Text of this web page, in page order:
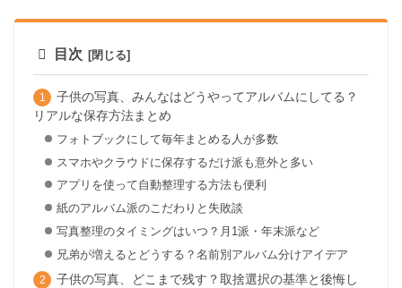
目次
子供の写真、みんなはどうやってアルバムにしてる？
リアルな保存方法まとめ
フォトブックにして毎年まとめる人が多数
スマホやクラウドに保存するだけ派も意外と多い
アプリを使って自動整理する方法も便利
紙のアルバム派のこだわりと失敗談
写真整理のタイミングはいつ？月1派・年末派など
兄弟が増えるとどうする？名前別アルバム分けアイデア
子供の写真、どこまで残す？取捨選択の基準と後悔し